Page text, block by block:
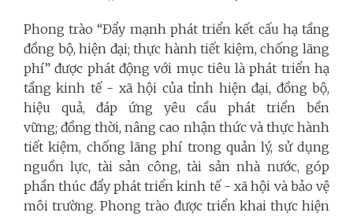
Phong trào “Đẩy mạnh phát triển kết cấu hạ tầng
đồng bộ, hiện đại; thực hành tiết kiệm, chống lãng
phí” được phát động với mục tiêu là phát triển hạ
tầng kinh tế - xã hội của tỉnh hiện đại, đồng bộ,
hiệu quả, đáp ứng yêu cầu phát triển bền
vững; đồng thời, nâng cao nhận thức và thực hành
tiết kiệm, chống lãng phí trong quản lý, sử dụng
nguồn lực, tài sản công, tài sản nhà nước, góp
phần thúc đẩy phát triển kinh tế - xã hội và bảo vệ
môi trường. Phong trào được triển khai thực hiện